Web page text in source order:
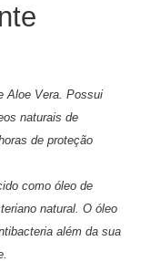
Aloe Vera. Possui
naturais de
de proteção
como óleo de
natural. O óleo
além da sua